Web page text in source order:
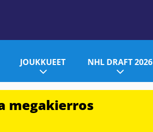
JOUKKUEET NHL DRAFT 2026
megakierros